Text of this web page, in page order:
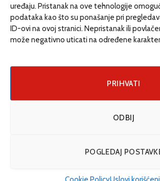
uređaju. Pristanak na ove tehnologije
podataka kao što su ponašanje pri
ID-ovi na ovoj stranici. Nepristanak ili
može negativno uticati na određene
PRIHVATI
ODBIJ
POGLEDAJ
Dosije
Drugi pišu
Društvo
Cookie Policy (EU)